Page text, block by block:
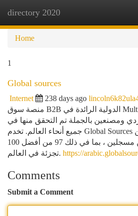
directory 2020
Home
1
Global sources
Internet 238 days ago
منصة سوق B2B الدولية الرائدة في Multichannel B2B التي تربط
ومصنعين بالجملة تم التحقق منها في
جميع أنحاء العالم. تخدم Global Sources أكثر من 10 ملايين
مشترين ومستخدمين مسجلين ، بما في ذلك 97 من أفضل 100
تجزئة في العالم. https://
Comments
Submit a Comment